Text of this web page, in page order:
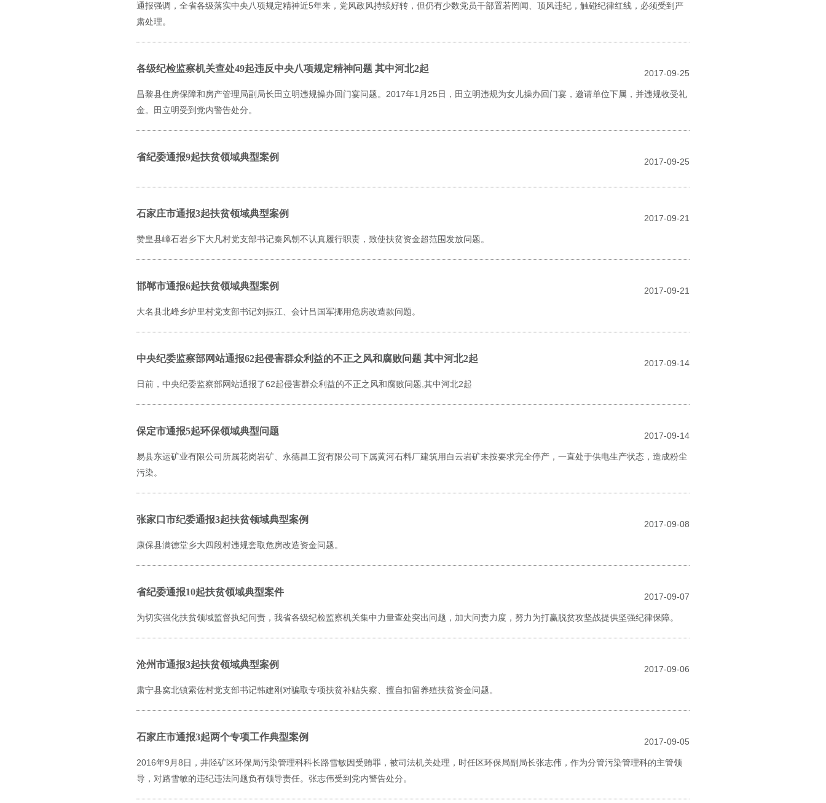
通报强调，全省各级落实中央八项规定精神近5年来，党风政风持续好转，但仍有少数党员干部置若罔闻、顶风违纪，触碰纪律红线，必须受到严
肃处理。
各级纪检监察机关查处49起违反中央八项规定精神问题 其中河北2起 2017-09-25
昌黎县住房保障和房产管理局副局长田立明违规操办回门宴问题。2017年1月25日，田立明违规为女儿操办回门宴，邀请单位下属，并违规收受礼
金。田立明受到党内警告处分。
省纪委通报9起扶贫领域典型案例 2017-09-25
石家庄市通报3起扶贫领域典型案例 2017-09-21
赞皇县嶂石岩乡下大凡村党支部书记秦风朝不认真履行职责，致使扶贫资金超范围发放问题。
邯郸市通报6起扶贫领域典型案例 2017-09-21
大名县北峰乡炉里村党支部书记刘振江、会计吕国军挪用危房改造款问题。
中央纪委监察部网站通报62起侵害群众利益的不正之风和腐败问题 其中河北2起 2017-09-14
日前，中央纪委监察部网站通报了62起侵害群众利益的不正之风和腐败问题,其中河北2起
保定市通报5起环保领域典型问题 2017-09-14
易县东运矿业有限公司所属花岗岩矿、永德昌工贸有限公司下属黄河石料厂建筑用白云岩矿未按要求完全停产，一直处于供电生产状态，造成粉尘
污染。
张家口市纪委通报3起扶贫领域典型案例 2017-09-08
康保县满德堂乡大四段村违规套取危房改造资金问题。
省纪委通报10起扶贫领域典型案件 2017-09-07
为切实强化扶贫领域监督执纪问责，我省各级纪检监察机关集中力量查处突出问题，加大问责力度，努力为打赢脱贫攻坚战提供坚强纪律保障。
沧州市通报3起扶贫领域典型案例 2017-09-06
肃宁县窝北镇索佐村党支部书记韩建刚对骗取专项扶贫补贴失察、擅自扣留养殖扶贫资金问题。
石家庄市通报3起两个专项工作典型案例 2017-09-05
2016年9月8日，井陉矿区环保局污染管理科科长路雪敏因受贿罪，被司法机关处理，时任区环保局副局长张志伟，作为分管污染管理科的主管领
导，对路雪敏的违纪违法问题负有领导责任。张志伟受到党内警告处分。